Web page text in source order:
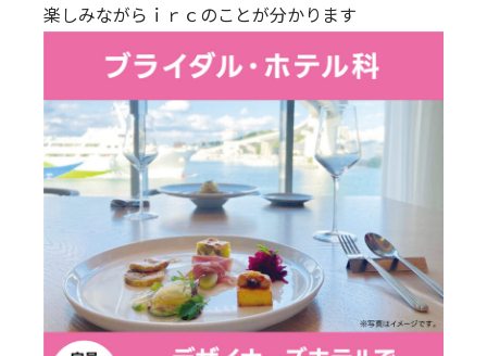
楽しみながらｉｒｃのことが分かります